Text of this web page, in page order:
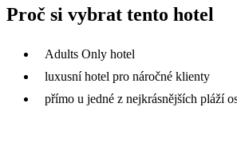
Proč si vybrat tento hotel
Adults Only hotel
luxusní hotel pro náročné klienty
přímo u jedné z nejkrásnějších pláží